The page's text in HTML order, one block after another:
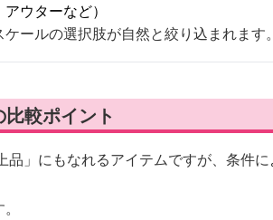
ウターなど）
ールの選択肢が自然と絞り込まれます。
較ポイント
」にもなれるアイテムですが、条件